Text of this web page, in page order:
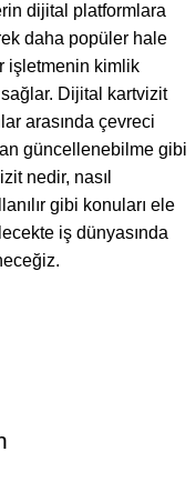
dijital platformlara
daha popüler hale
işletmenin kimlik
Dijital kartvizit
arasında çevreci
güncellenebilme gibi
nedir, nasıl
gibi konuları ele
iş dünyasında